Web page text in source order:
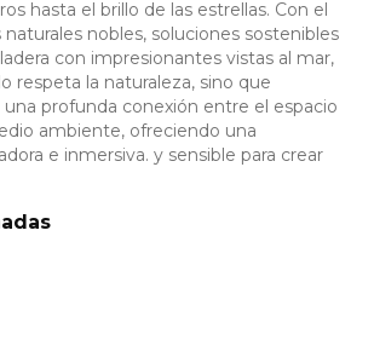
hasta el brillo de las estrellas. Con el
nobles, soluciones sostenibles
con impresionantes vistas al mar,
respeta la naturaleza, sino que
profunda conexión entre el espacio
ambiente, ofreciendo una
e inmersiva. y sensible para crear